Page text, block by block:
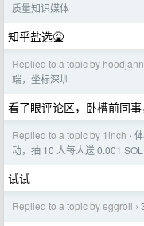
质量知识媒体
知乎盐选🤮
Replied to a topic by
端，坐标深圳
看了眼评论区，卧槽前同
Replied to a topic by 1inch ›
动，抽 10 人每人送 0.001 SOL
试试
Replied to a topic by eggroll ›